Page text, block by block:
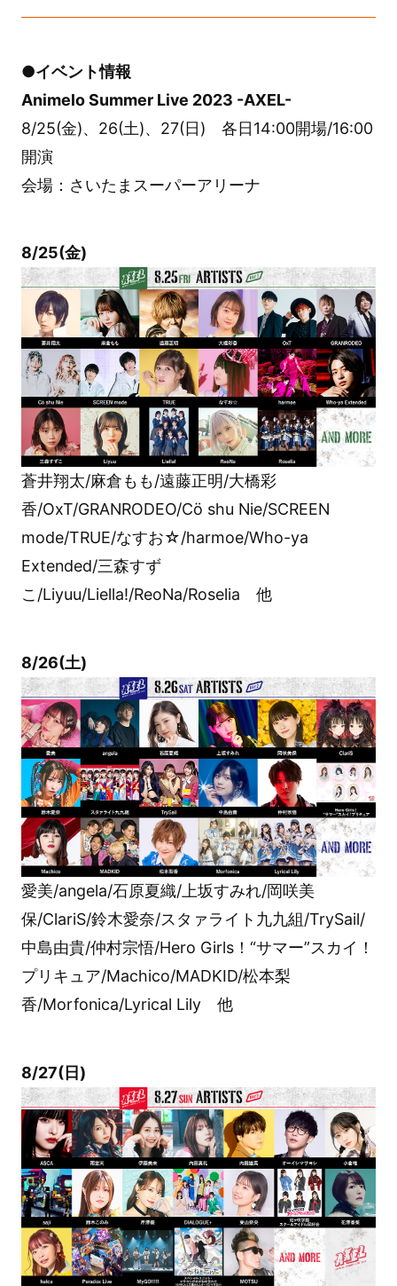
●イベント情報
Animelo Summer Live 2023 -AXEL-
8/25(金)、26(土)、27(日) 各日14:00開場/16:00
開演
会場：さいたまスーパーアリーナ
8/25(金)
蒼井翔太/麻倉もも/遠藤正明/大橋彩
香/OxT/GRANRODEO/Cö shu Nie/SCREEN
mode/TRUE/なすお☆/harmoe/Who-ya
Extended/三森すず
こ/Liyuu/Liella!/ReoNa/Roselia 他
8/26(土)
愛美/angela/石原夏織/上坂すみれ/岡咲美
保/ClariS/鈴木愛奈/スタァライト九九組/TrySail/
中島由貴/仲村宗悟/Hero Girls！“サマー”スカイ！
プリキュア/Machico/MADKID/松本梨
香/Morfonica/Lyrical Lily 他
8/27(日)